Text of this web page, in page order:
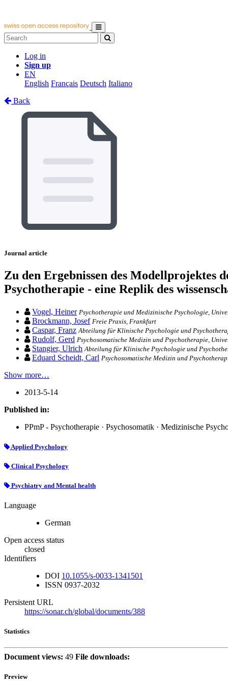
Log in
Sign up
EN
English Français Deutsch Italiano
Back
Journal article
Zu den Ergebnissen des Modellprojektes
Psychotherapie - eine Replik des
Vogel, Heiner Psychotherapie und Medizinische Psychologie,
Brockmann, Josef Freie Praxis, Frankfurt
Caspar, Franz Abteilung für Klinische Psychologie und
Rudolf, Gerd Psychosomatische Medizin und Psychotherapie,
Stangier, Ulrich Abteilung für Klinische Psychologie und
Eduard Scheidt, Carl Psychosomatische Medizin und
Show more…
2013-5-14
Published in:
PPmP - Psychotherapie · Psychosomatik · Medizinische
Applied Psychology
Clinical Psychology
Psychiatry and Mental health
Language
German
Open access status
closed
Identifiers
DOI 10.1055/s-0033-1341501
ISSN 0937-2032
Persistent URL
https://sonar.ch/global/documents/388
Statistics
Document views: 49 File downloads:
Preview